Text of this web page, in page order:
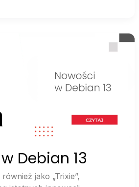
Debian 13
jako „Trixie”,